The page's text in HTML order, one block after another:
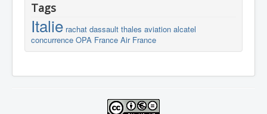
Tags
Italie rachat dassault thales aviation alcatel
concurrence OPA France Air France